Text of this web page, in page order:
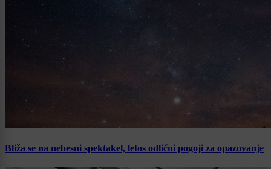
Bliža se na nebesni spektakel, letos odlični pogoji za opazovanje